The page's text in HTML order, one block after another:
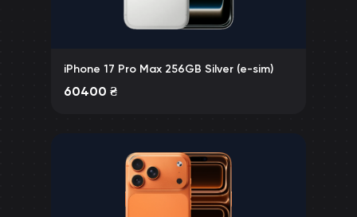
iPhone 17 Pro Max 256GB Silver (e-sim)
60400 ₴